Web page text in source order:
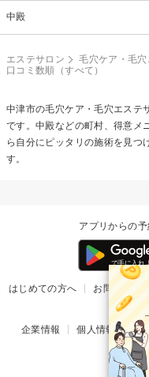
中殿
エステサロン 毛穴ケア・毛穴
口コミ数順（すべて）
中津市の毛穴ケア・毛穴エステ
です。中殿などの町村、得意メ
ら自分にピッタリの施術を見つ
す。
アプリからの
はじめての方へ お問い合わせ
掲載
企業情報 個人情報保護方
©